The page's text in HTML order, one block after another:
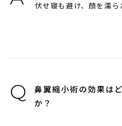
伏せ寝も避け、顔を濡ら
鼻翼縮小術の効果は
か？